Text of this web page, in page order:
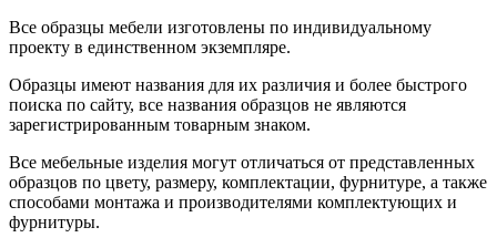
Все образцы мебели изготовлены по индивидуальному
проекту в единственном экземпляре.
Образцы имеют названия для их различия и более быстрого
поиска по сайту, все названия образцов не являются
зарегистрированным товарным знаком.
Все мебельные изделия могут отличаться от представленных
образцов по цвету, размеру, комплектации, фурнитуре, а также
способами монтажа и производителями комплектующих и
фурнитуры.